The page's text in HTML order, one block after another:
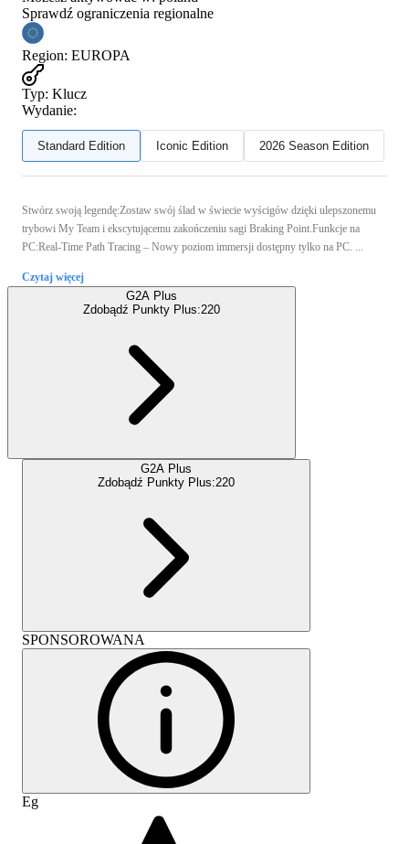
Sprawdź ograniczenia regionalne
Region: EUROPA
Typ: Klucz
Wydanie:
Standard Edition Iconic Edition 2026 Season Edition
Stwórz swoją legendę:Zostaw swój ślad w świecie wyścigów dzięki ulepszonemu
trybowi My Team i ekscytującemu zakończeniu sagi Braking Point.Funkcje na
PC:Real-Time Path Tracing – Nowy poziom immersji dostępny tylko na PC. ...
Czytaj więcej
G2A Plus
Zdobądź Punkty Plus:220
G2A Plus
Zdobądź Punkty Plus:220
SPONSOROWANA
Eg